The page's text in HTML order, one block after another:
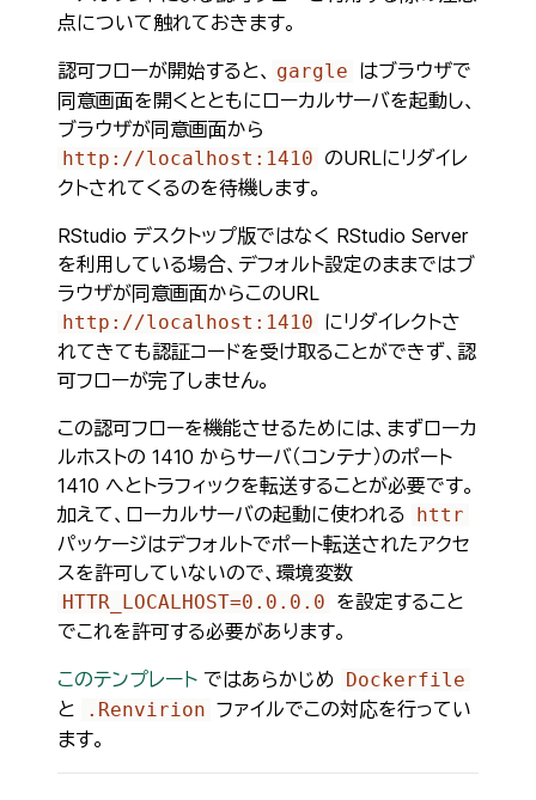
点について触れておきます。
認可フローが開始すると、 gargle はブラウザで
同意画面を開くとともにローカルサーバを起動し、
ブラウザが同意画面から
http://localhost:1410 のURLにリダイレ
クトされてくるのを待機します。
RStudio デスクトップ版ではなく RStudio Server
を利用している場合、デフォルト設定のままではブ
ラウザが同意画面からこのURL
http://localhost:1410 にリダイレクトさ
れてきても認証コードを受け取ることができず、認
可フローが完了しません。
この認可フローを機能させるためには、まずローカ
ルホストの 1410 からサーバ（コンテナ）のポート
1410 へとトラフィックを転送することが必要です。
加えて、ローカルサーバの起動に使われる httr
パッケージはデフォルトでポート転送されたアクセ
スを許可していないので、環境変数
HTTR_LOCALHOST=0.0.0.0 を設定すること
でこれを許可する必要があります。
このテンプレート ではあらかじめ Dockerfile
と .Renvirion ファイルでこの対応を行ってい
ます。